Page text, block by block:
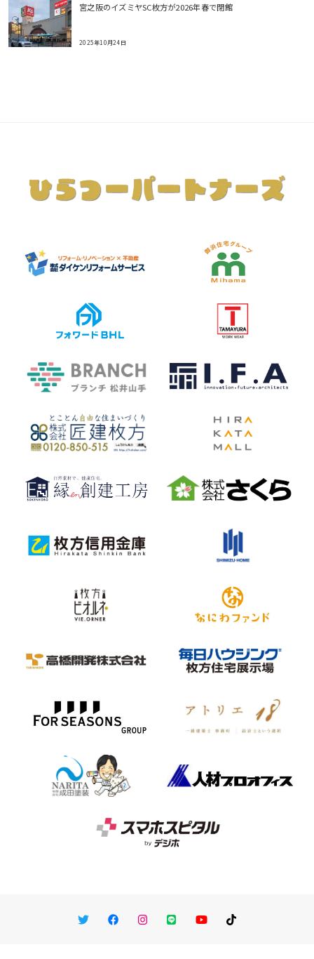
宮之阪のイズミヤSC枚方が2026年春で閉館
2025年10月24日
TwitterFacebookInstagram
LINE You TubeTikTok